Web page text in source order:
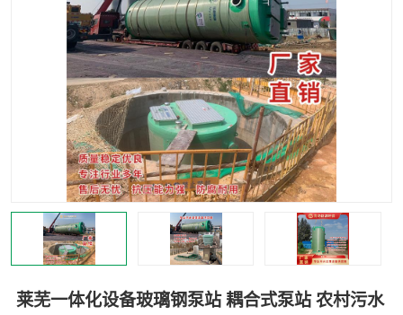
莱芜一体化设备玻璃钢泵站 耦合式泵站 农村污水
加压泵房/灌溉泵房 一体化预制泵站
不锈钢浮筒阀 真空冲洗装置
雨水收集回用装置 门式冲洗装置
智能一体化灌溉泵房 一体化污水处理泵房
水面垃圾清理装置 浅层砂过滤装置
一体化泵闸 柔性截污